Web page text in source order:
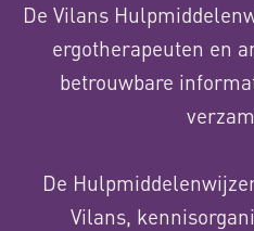
De Vilans
ergotherapeuten en
betrouwbare
De
Vilans,